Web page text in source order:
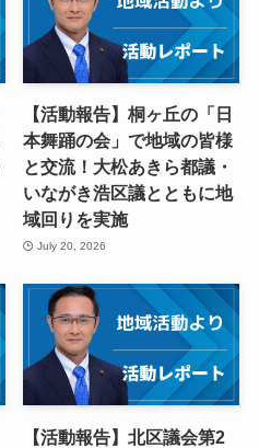
【活動報告】桐ヶ丘の「日
本舞踊の会」で地域の皆様
と交流！大松あきら都議・
いながき浩区議とともに地
域回りを実施
July 20, 2026
【活動報告】北区議会第2